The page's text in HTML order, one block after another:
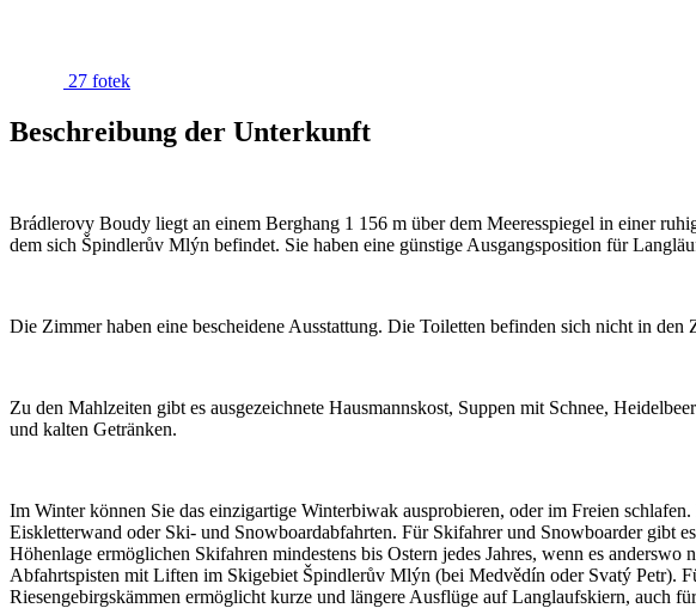
27 fotek
Beschreibung der Unterkunft
Brádlerovy Boudy liegt an einem Berghang 1 156 m über dem Meeresspiegel in einer
dem sich Špindlerův Mlýn befindet. Sie haben eine günstige Ausgangsposition für
Die Zimmer haben eine bescheidene Ausstattung. Die Toiletten befinden sich nicht in
Zu den Mahlzeiten gibt es ausgezeichnete Hausmannskost, Suppen mit Schnee,
und kalten Getränken.
Im Winter können Sie das einzigartige Winterbiwak ausprobieren, oder im Freien
Eiskletterwand oder Ski- und Snowboardabfahrten. Für Skifahrer und Snowboarder
Höhenlage ermöglichen Skifahren mindestens bis Ostern jedes Jahres, wenn es
Abfahrtspisten mit Liften im Skigebiet Špindlerův Mlýn (bei Medvědín oder Svatý Petr).
Riesengebirgskämmen ermöglicht kurze und längere Ausflüge auf Langlaufskiern, auch